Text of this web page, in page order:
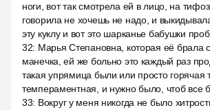
ноги, вот так смотрела ей в лицо, на
говорила не хочешь не надо, и
эту куклу и вот это шарканье бабушки
32: Марья Степановна, которая её брала
манечка, ей же больно это каждый раз
такая упрямица были или просто горячая
темпераментная, и нужно было, чтоб все
33: Вокруг у меня никогда не было